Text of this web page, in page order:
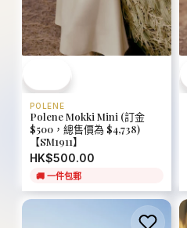
POLENE
Polene Mokki Mini (訂金
$500，總售價為 $4,738)
【SM1911】
HK$500.00
🚚 一件包郵